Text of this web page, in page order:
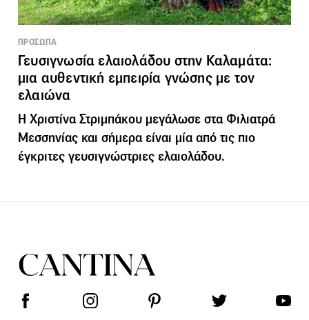
ΠΡΟΣΩΠΑ
Γευσιγνωσία ελαιολάδου στην Καλαμάτα:
μια αυθεντική εμπειρία γνώσης με τον
ελαιώνα
Η Χριστίνα Στριμπάκου μεγάλωσε στα Φιλιατρά
Μεσσηνίας και σήμερα είναι μία από τις πιο
έγκριτες γευσιγνώστριες ελαιολάδου.